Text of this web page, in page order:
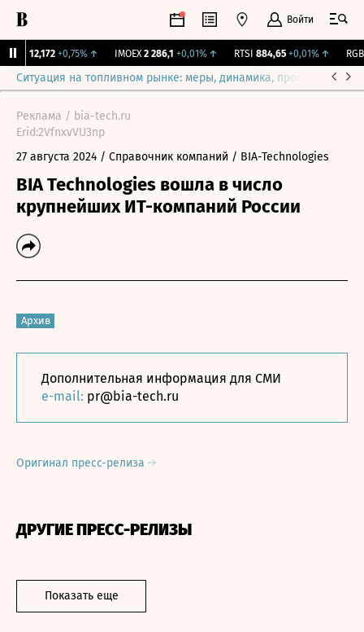
Войти
12,172 +0,75%↑ IMOEX 2 286,1 +0,01% ↑ RTSI 884,65 +0,01% ↑ RGBI
Ситуация на топливном рынке: меры, динамика, прогнозы
Реклама / bia-tech.ru
Erid:2VfnxvVU3np
27 августа 2024 / Справочник компаний / BIA-Technologies
BIA Technologies вошла в число
крупнейших ИТ-компаний России
Архив
Дополнительная информация для СМИ
e-mail: pr@bia-tech.ru
Оригинал пресс-релиза
ДРУГИЕ ПРЕСС-РЕЛИЗЫ
Показать еще